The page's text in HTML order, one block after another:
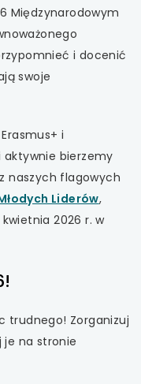
się w nowej karcie
się w nowej karcie
się w nowej karcie
Międzynarodowym
i docenić
swoje
i
aktywnie bierzemy
naszych flagowych
Liderówuwaga,
link
karcie
,
2026 r. w
trudnego! Zorganizuj
je na stronie